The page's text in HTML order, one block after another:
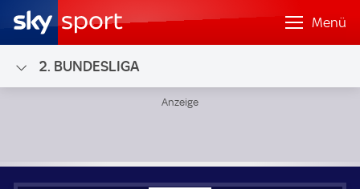
Menü
2. BUNDESLIGA